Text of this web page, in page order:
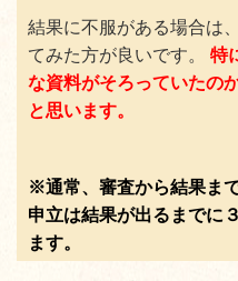
結果に不服がある場合は
てみた方が良いです。
特
な資料がそろっていたの
と思います。
※通常、審査から結果ま
申立は結果が出るまでに
ます。